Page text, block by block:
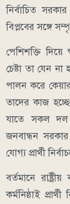
নির্বাচিত
বিপ্লবের সঙ্গে
পেশিশক্তি দিয়ে
চেষ্টা তা যেন
পালন করে
তাদের কাজ
যাতে সকল দল
জনবান্ধন সরকার
যোগ্য প্রার্থী
বর্তমানে
কর্মনিষ্ঠাই